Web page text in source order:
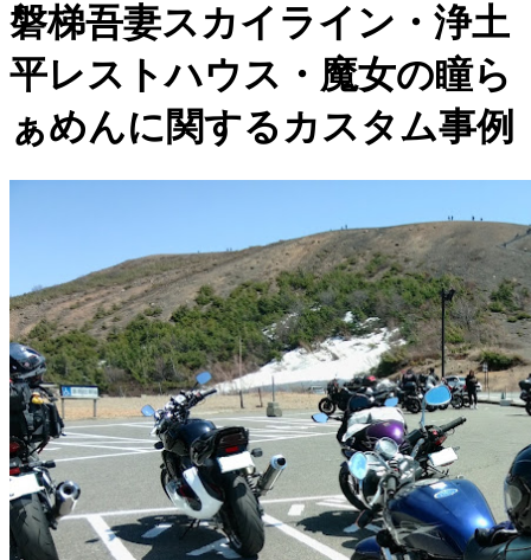
磐梯吾妻スカイライン・浄土
平レストハウス・魔女の瞳ら
ぁめんに関するカスタム事例